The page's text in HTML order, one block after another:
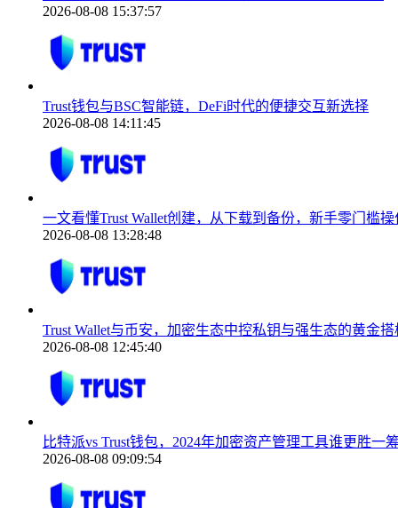
2026-08-08 15:37:57
Trust钱包与BSC智能链，DeFi时代的便捷交互新选择
2026-08-08 14:11:45
一文看懂Trust Wallet创建，从下载到备份，新手零门槛操
2026-08-08 13:28:48
Trust Wallet与币安，加密生态中控私钥与强生态的黄金搭
2026-08-08 12:45:40
比特派vs Trust钱包，2024年加密资产管理工具谁更胜一
2026-08-08 09:09:54